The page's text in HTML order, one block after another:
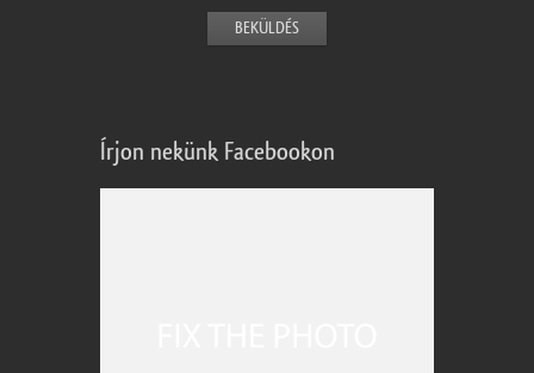
Írjon nekünk Facebookon